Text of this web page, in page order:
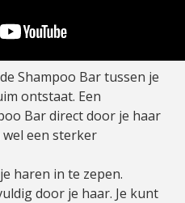
Shampoo Bar tussen je
ontstaat. Een
Bar direct door je haar
een sterker
haren in te zepen.
door je haar. Je kunt